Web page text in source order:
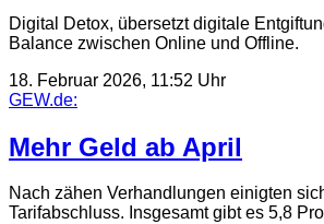
Digital Detox, übersetzt digitale
Balance zwischen Online und Offline.
18. Februar 2026, 11:52 Uhr
GEW.de:
Mehr Geld ab April
Nach zähen Verhandlungen einigten
Tarifabschluss. Insgesamt gibt es 5,8